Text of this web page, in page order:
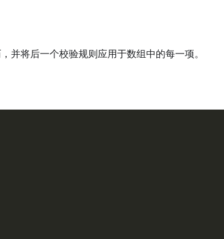
并将后一个校验规则应用于数组中的每一项。